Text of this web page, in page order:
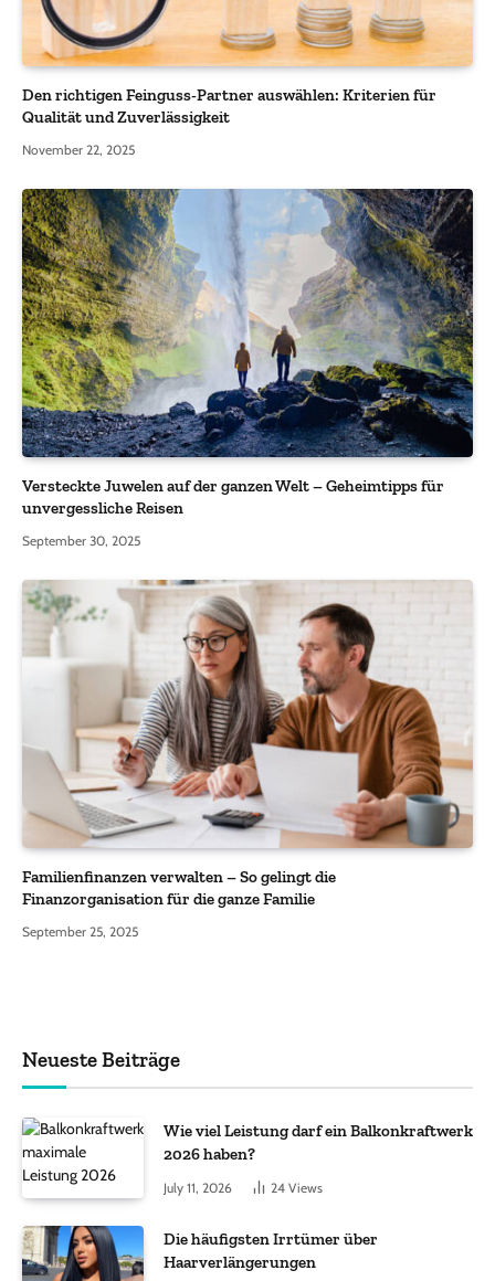
Den richtigen Feinguss-Partner auswählen: Kriterien für
Qualität und Zuverlässigkeit
November 22, 2025
Versteckte Juwelen auf der ganzen Welt – Geheimtipps für
unvergessliche Reisen
September 30, 2025
Familienfinanzen verwalten – So gelingt die
Finanzorganisation für die ganze Familie
September 25, 2025
Neueste Beiträge
Wie viel Leistung darf ein Balkonkraftwerk
2026 haben?
July 11, 2026 24 Views
Die häufigsten Irrtümer über
Haarverlängerungen